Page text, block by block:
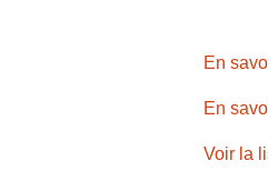
En
En
Voir la